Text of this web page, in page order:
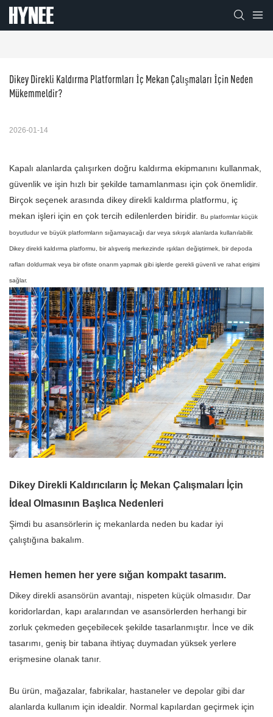
Dikey Direkli Kaldırma Platformları İç Mekan Çalışmaları İçin Neden
Mükemmeldir?
2026-01-14
Kapalı alanlarda çalışırken doğru kaldırma ekipmanını kullanmak,
güvenlik ve işin hızlı bir şekilde tamamlanması için çok önemlidir.
Birçok seçenek arasında dikey direkli kaldırma platformu, iç
mekan işleri için en çok tercih edilenlerden biridir. Bu platformlar küçük
boyutludur ve büyük platformların sığamayacağı dar veya sıkışık alanlarda kullanılabilir.
Dikey direkli kaldırma platformu, bir alışveriş merkezinde ışıkları değiştirmek, bir depoda
rafları doldurmak veya bir ofiste onarım yapmak gibi işlerde gerekli güvenli ve rahat erişimi
sağlar.
Dikey Direkli Kaldırıcıların İç Mekan Çalışmaları İçin
İdeal Olmasının Başlıca Nedenleri
Şimdi bu asansörlerin iç mekanlarda neden bu kadar iyi
çalıştığına bakalım.
Hemen hemen her yere sığan kompakt tasarım.
Dikey direkli asansörün avantajı, nispeten küçük olmasıdır. Dar
koridorlardan, kapı aralarından ve asansörlerden herhangi bir
zorluk çekmeden geçebilecek şekilde tasarlanmıştır. İnce ve dik
tasarımı, geniş bir tabana ihtiyaç duymadan yüksek yerlere
erişmesine olanak tanır.
Bu ürün, mağazalar, fabrikalar, hastaneler ve depolar gibi dar
alanlarda kullanım için idealdir. Normal kapılardan geçirmek için